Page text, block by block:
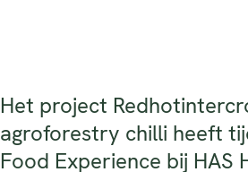
Het project
agroforestry chilli heeft
Food Experience bij HAS